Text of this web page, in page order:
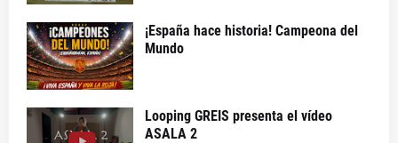
¡España hace historia! Campeona del
Mundo
Looping GREIS presenta el vídeo
ASALA 2